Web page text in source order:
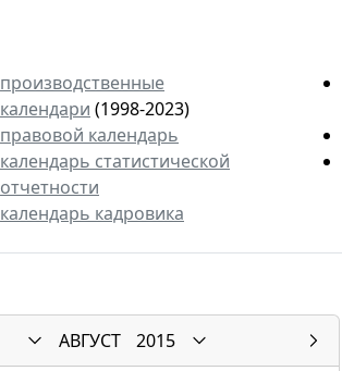
производственные
календари (1998-2023)
правовой календарь
календарь статистической
отчетности
календарь кадровика
АВГУСТ
2015